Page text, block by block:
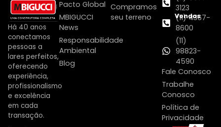
Há 40 anos
conectamos
pessoas a
lares perfeitos,
oferecendo
experiência,
profissionalismo
e excelência
em cada
transação.
Pacto Global
MBIGUCCI
News
Responsabilidade
Ambiental
Blog
Compramos
seu terreno
3123
Vendas
(11) 4367-
8600
(11)
98823-
4590
Fale Conosco
Trabalhe
Conosco
Política de
Privacidade